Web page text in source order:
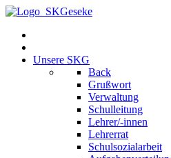
Unsere SKG
Back
Grußwort
Verwaltung
Schulleitung
Lehrer/-innen
Lehrerrat
Schulsozialarbeit